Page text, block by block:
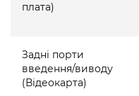
плата)
Задні порти
введення/виводу
(Відеокарта)